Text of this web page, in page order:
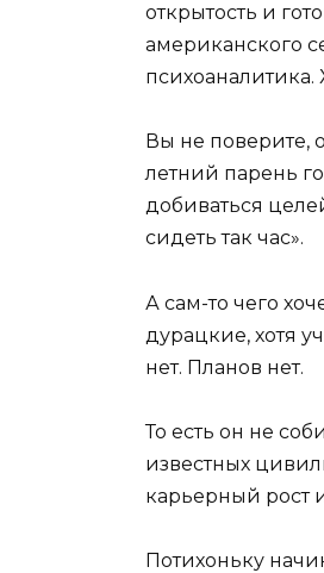
открытость и
американского
психоаналитика.
Вы не поверите,
летний парень
добиваться
сидеть так час».
А сам-то чего
дурацкие, хотя
нет. Планов нет.
То есть он не
известных
карьерный рост
Потихоньку